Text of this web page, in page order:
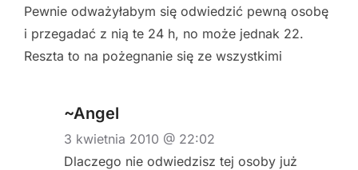
Pewnie odważyłabym się odwiedzić pewną osobę
i przegadać z nią te 24 h, no może jednak 22.
Reszta to na pożegnanie się ze wszystkimi
~Angel
3 kwietnia 2010 @ 22:02
Dlaczego nie odwiedzisz tej osoby już